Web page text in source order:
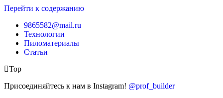
Перейти к содержанию
9865582@mail.ru
Технологии
Пиломатериалы
Статьи
Top
Присоединяйтесь к нам в Instagram! @prof_builder